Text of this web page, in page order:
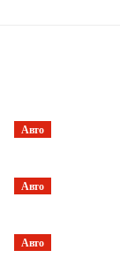
Авто
Авто
Авто